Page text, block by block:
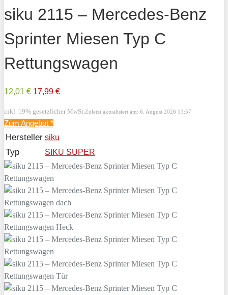
siku 2115 – Mercedes-Benz
Sprinter Miesen Typ C
Rettungswagen
12,01 € 17,99 €
inkl. 19% gesetzlicher MwSt. Zuletzt aktualisiert am: 6. August 2026 13:57
Zum Angebot *
Hersteller siku
Typ SIKU SUPER